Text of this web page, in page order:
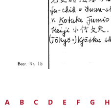
A B C D E F G H